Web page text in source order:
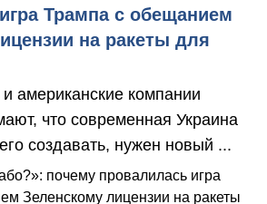
Трампа с обещанием
на ракеты для
американские компании
что современная Украина
создавать, нужен новый ...